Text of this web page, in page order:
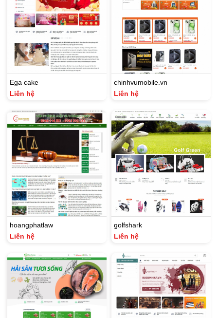
Ega cake
Liên hệ
chinhvumobile.vn
Liên hệ
hoangphatlaw
Liên hệ
golfshark
Liên hệ